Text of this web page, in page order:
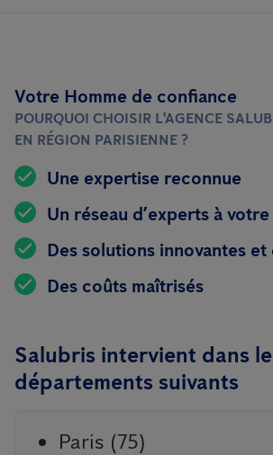
Votre Homme de confiance
POURQUOI CHOISIR L'AGENCE
EN RÉGION PARISIENNE ?
Une expertise reconnue
Un réseau d’experts à
Des solutions innovantes
Des coûts maîtrisés
Salubris intervient dans
départements suivants
Paris (75)